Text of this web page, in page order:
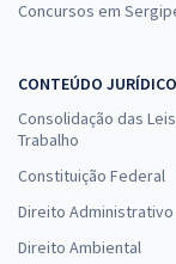
Concursos em
CONTEÚDO JURÍDICO
Consolidação das
Trabalho
Constituição Federal
Direito Administrativo
Direito Ambiental